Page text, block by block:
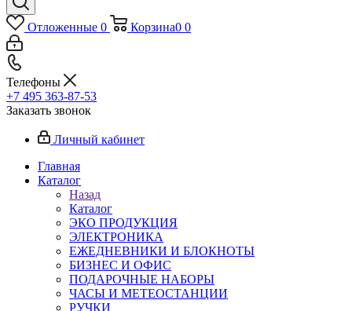
Отложенные 0 Корзина0 0
Телефоны
+7 495 363-87-53
Заказать звонок
Личный кабинет
Главная
Каталог
Назад
Каталог
ЭКО ПРОДУКЦИЯ
ЭЛЕКТРОНИКА
ЕЖЕДНЕВНИКИ И БЛОКНОТЫ
БИЗНЕС И ОФИС
ПОДАРОЧНЫЕ НАБОРЫ
ЧАСЫ И МЕТЕОСТАНЦИИ
РУЧКИ